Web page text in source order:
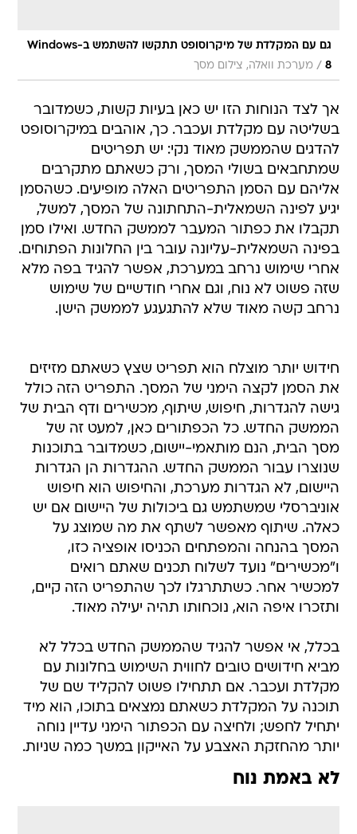
גם עם המקלדת של מיקרוסופט תתקשו להשתמש ב-Windows
8
/ מערכת וואלה, צילום מסך
אך לצד הנוחות הזו יש כאן בעיות קשות, כשמדובר
בשליטה עם מקלדת ועכבר. כך, אוהבים במיקרוסופט
להדגים שהממשק מאוד נקי: יש תפריטים
שמתחבאים בשולי המסך, ורק כשאתם מתקרבים
אליהם עם הסמן התפריטים האלה מופיעים. כשהסמן
יגיע לפינה השמאלית-התחתונה של המסך, למשל,
תקבלו את כפתור המעבר לממשק החדש. ואילו סמן
בפינה השמאלית-עליונה עובר בין החלונות הפתוחים.
אחרי שימוש נרחב במערכת, אפשר להגיד בפה מלא
שזה פשוט לא נוח, וגם אחרי חודשיים של שימוש
נרחב קשה מאוד שלא להתגעגע לממשק הישן.
חידוש יותר מוצלח הוא תפריט שצץ כשאתם מזיזים
את הסמן לקצה הימני של המסך. התפריט הזה כולל
גישה להגדרות, חיפוש, שיתוף, מכשירים ודף הבית של
הממשק החדש. כל הכפתורים כאן, למעט זה של
מסך הבית, הנם מותאמי-יישום, כשמדובר בתוכנות
שנוצרו עבור הממשק החדש. ההגדרות הן הגדרות
היישום, לא הגדרות מערכת, והחיפוש הוא חיפוש
אוניברסלי שמשתמש גם ביכולות של היישום אם יש
כאלה. שיתוף מאפשר לשתף את מה שמוצג על
המסך בהנחה והמפתחים הכניסו אופציה כזו,
ו"מכשירים" נועד לשלוח תכנים שאתם רואים
למכשיר אחר. כשתתרגלו לכך שהתפריט הזה קיים,
ותזכרו איפה הוא, נוכחותו תהיה יעילה מאוד.
בכלל, אי אפשר להגיד שהממשק החדש בכלל לא
מביא חידושים טובים לחווית השימוש בחלונות עם
מקלדת ועכבר. אם תתחילו פשוט להקליד שם של
תוכנה על המקלדת כשאתם נמצאים בתוכו, הוא מיד
יתחיל לחפש; ולחיצה עם הכפתור הימני עדיין נוחה
יותר מהחזקת האצבע על האייקון במשך כמה שניות.
לא באמת נוח